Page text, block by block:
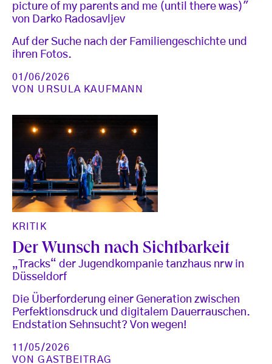
picture of my parents and me (until there was)"
von Darko Radosavljev
Auf der Suche nach der Familiengeschichte und
ihren Fotos.
01/06/2026
VON URSULA KAUFMANN
KRITIK
Der Wunsch nach Sichtbarkeit
„Tracks“ der Jugendkompanie tanzhaus nrw in
Düsseldorf
Die Überforderung einer Generation zwischen
Perfektionsdruck und digitalem Dauerrauschen.
Endstation Sehnsucht? Von wegen!
11/05/2026
VONGASTBEITRAG